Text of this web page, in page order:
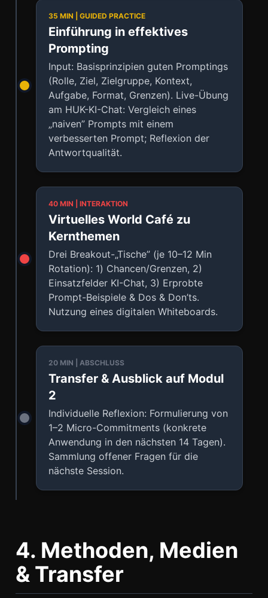
35 MIN | GUIDED PRACTICE
Einführung in effektives
Prompting
Input: Basisprinzipien guten Promptings
(Rolle, Ziel, Zielgruppe, Kontext,
Aufgabe, Format, Grenzen). Live-Übung
am HUK-KI-Chat: Vergleich eines
„naiven” Prompts mit einem
verbesserten Prompt; Reflexion der
Antwortqualität.
40 MIN | INTERAKTION
Virtuelles World Café zu
Kernthemen
Drei Breakout-„Tische” (je 10–12 Min
Rotation): 1) Chancen/Grenzen, 2)
Einsatzfelder KI-Chat, 3) Erprobte
Prompt-Beispiele & Dos & Don’ts.
Nutzung eines digitalen Whiteboards.
20 MIN | ABSCHLUSS
Transfer & Ausblick auf Modul
2
Individuelle Reflexion: Formulierung von
1–2 Micro-Commitments (konkrete
Anwendung in den nächsten 14 Tagen).
Sammlung offener Fragen für die
nächste Session.
4. Methoden, Medien
& Transfer